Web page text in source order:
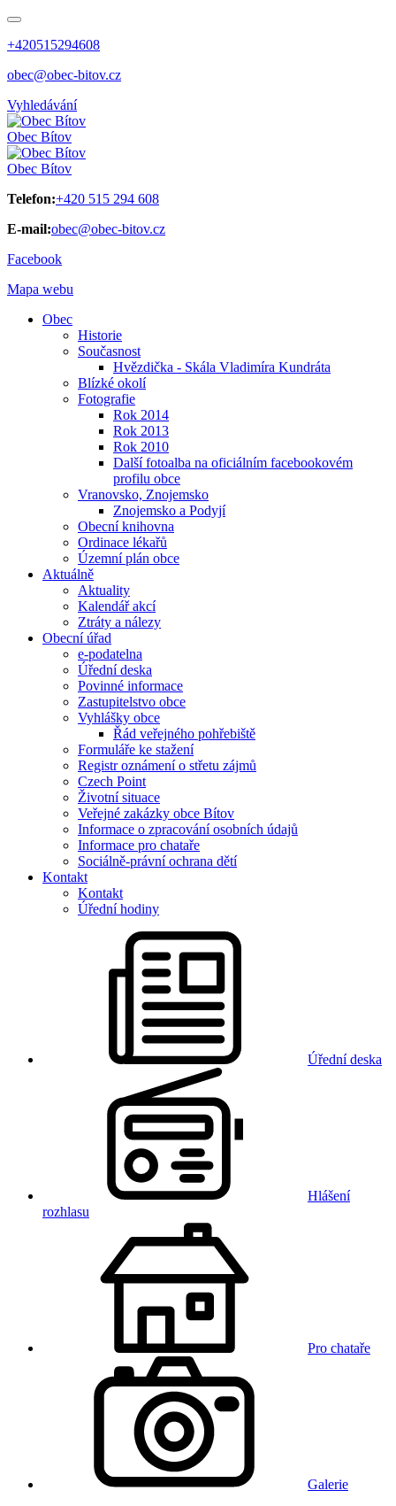
+420515294608
obec@obec-bitov.cz
Vyhledávání
Obec Bítov
Obec Bítov
Telefon:+420 515 294 608
E-mail:obec@obec-bitov.cz
Facebook
Mapa webu
Obec
Historie
Současnost
Hvězdička - Skála Vladimíra Kundráta
Blízké okolí
Fotografie
Rok 2014
Rok 2013
Rok 2010
Další fotoalba na oficiálním facebookovém
profilu obce
Vranovsko, Znojemsko
Znojemsko a Podyjí
Obecní knihovna
Ordinace lékařů
Územní plán obce
Aktuálně
Aktuality
Kalendář akcí
Ztráty a nálezy
Obecní úřad
e-podatelna
Úřední deska
Povinné informace
Zastupitelstvo obce
Vyhlášky obce
Řád veřejného pohřebiště
Formuláře ke stažení
Registr oznámení o střetu zájmů
Czech Point
Životní situace
Veřejné zakázky obce Bítov
Informace o zpracování osobních údajů
Informace pro chataře
Sociálně-právní ochrana dětí
Kontakt
Kontakt
Úřední hodiny
Úřední deska
Hlášení
rozhlasu
Pro chataře
Galerie